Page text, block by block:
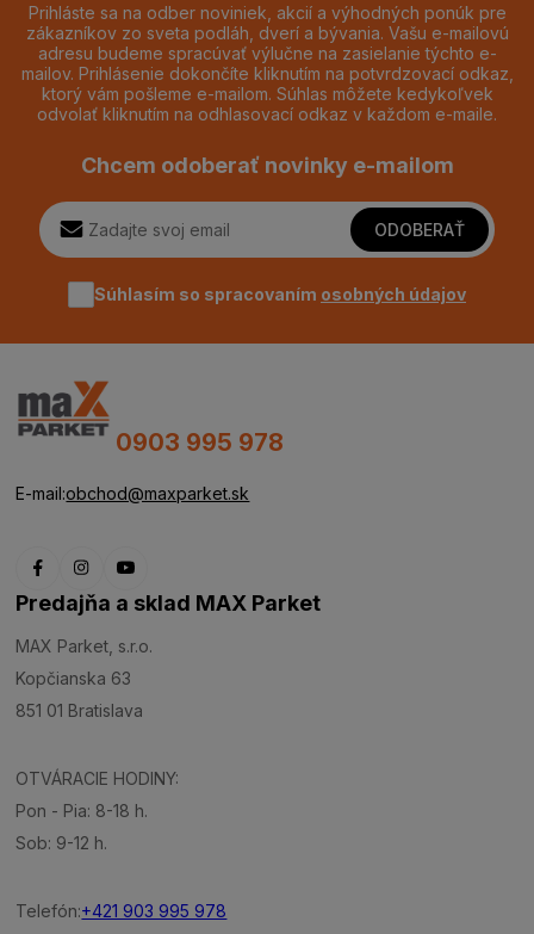
Prihláste sa na odber noviniek, akcií a výhodných ponúk pre
zákazníkov zo sveta podláh, dverí a bývania. Vašu e-mailovú
adresu budeme spracúvať výlučne na zasielanie týchto e-
mailov. Prihlásenie dokončíte kliknutím na potvrdzovací odkaz,
ktorý vám pošleme e-mailom. Súhlas môžete kedykoľvek
odvolať kliknutím na odhlasovací odkaz v každom e-maile.
Chcem odoberať novinky e-mailom
ODOBERAŤ
Súhlasím so spracovaním osobných údajov
0903 995 978
E-mail:obchod@maxparket.sk
Predajňa a sklad MAX Parket
MAX Parket, s.r.o.
Kopčianska 63
851 01 Bratislava
OTVÁRACIE HODINY:
Pon - Pia: 8-18 h.
Sob: 9-12 h.
Telefón:+421 903 995 978